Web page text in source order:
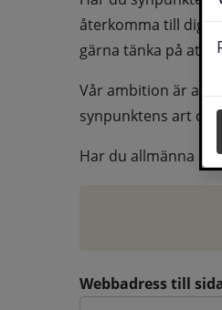
återkomma till dig
gärna tänka på att
Vår ambition är att
synpunktens art
Har du allmänna
Webbadress till